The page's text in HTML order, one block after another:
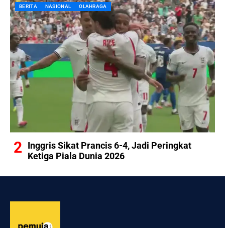
BERITA NASIONAL OLAHRAGA
Inggris Sikat Prancis 6-4, Jadi Peringkat
Ketiga Piala Dunia 2026